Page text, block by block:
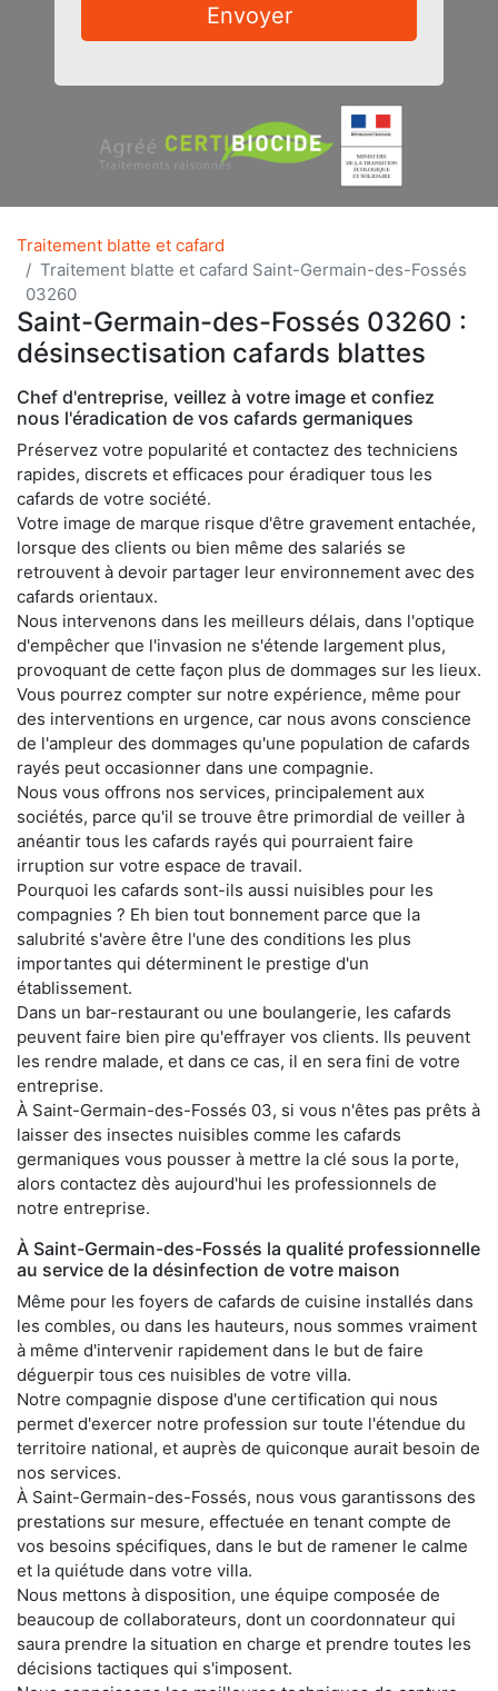
Envoyer
Traitement blatte et cafard
Traitement blatte et cafard Saint-Germain-des-Fossés
03260
Saint-Germain-des-Fossés 03260 :
désinsectisation cafards blattes
Chef d'entreprise, veillez à votre image et confiez
nous l'éradication de vos cafards germaniques
Préservez votre popularité et contactez des techniciens
rapides, discrets et efficaces pour éradiquer tous les
cafards de votre société.
Votre image de marque risque d'être gravement entachée,
lorsque des clients ou bien même des salariés se
retrouvent à devoir partager leur environnement avec des
cafards orientaux.
Nous intervenons dans les meilleurs délais, dans l'optique
d'empêcher que l'invasion ne s'étende largement plus,
provoquant de cette façon plus de dommages sur les lieux.
Vous pourrez compter sur notre expérience, même pour
des interventions en urgence, car nous avons conscience
de l'ampleur des dommages qu'une population de cafards
rayés peut occasionner dans une compagnie.
Nous vous offrons nos services, principalement aux
sociétés, parce qu'il se trouve être primordial de veiller à
anéantir tous les cafards rayés qui pourraient faire
irruption sur votre espace de travail.
Pourquoi les cafards sont-ils aussi nuisibles pour les
compagnies ? Eh bien tout bonnement parce que la
salubrité s'avère être l'une des conditions les plus
importantes qui déterminent le prestige d'un
établissement.
Dans un bar-restaurant ou une boulangerie, les cafards
peuvent faire bien pire qu'effrayer vos clients. Ils peuvent
les rendre malade, et dans ce cas, il en sera fini de votre
entreprise.
À Saint-Germain-des-Fossés 03, si vous n'êtes pas prêts à
laisser des insectes nuisibles comme les cafards
germaniques vous pousser à mettre la clé sous la porte,
alors contactez dès aujourd'hui les professionnels de
notre entreprise.
À Saint-Germain-des-Fossés la qualité professionnelle
au service de la désinfection de votre maison
Même pour les foyers de cafards de cuisine installés dans
les combles, ou dans les hauteurs, nous sommes vraiment
à même d'intervenir rapidement dans le but de faire
déguerpir tous ces nuisibles de votre villa.
Notre compagnie dispose d'une certification qui nous
permet d'exercer notre profession sur toute l'étendue du
territoire national, et auprès de quiconque aurait besoin de
nos services.
À Saint-Germain-des-Fossés, nous vous garantissons des
prestations sur mesure, effectuée en tenant compte de
vos besoins spécifiques, dans le but de ramener le calme
et la quiétude dans votre villa.
Nous mettons à disposition, une équipe composée de
beaucoup de collaborateurs, dont un coordonnateur qui
saura prendre la situation en charge et prendre toutes les
décisions tactiques qui s'imposent.